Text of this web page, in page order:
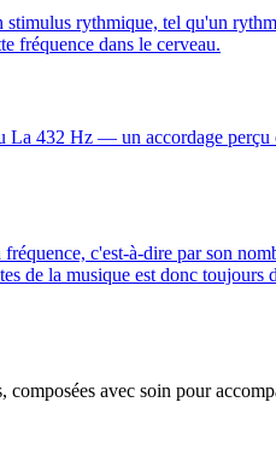
rythmique, tel qu'un
fréquence dans le cerveau.
432 Hz — un accordage
c'est-à-dire par son
de la musique est donc
composées avec soin pour